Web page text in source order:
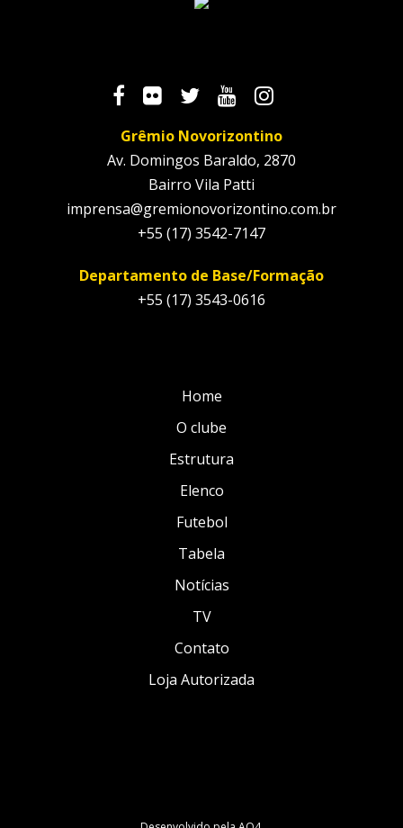
Grêmio Novorizontino
Av. Domingos Baraldo, 2870
Bairro Vila Patti
imprensa@gremionovorizontino.com.br
+55 (17) 3542-7147
Departamento de Base/Formação
+55 (17) 3543-0616
Home
O clube
Estrutura
Elenco
Futebol
Tabela
Notícias
TV
Contato
Loja Autorizada